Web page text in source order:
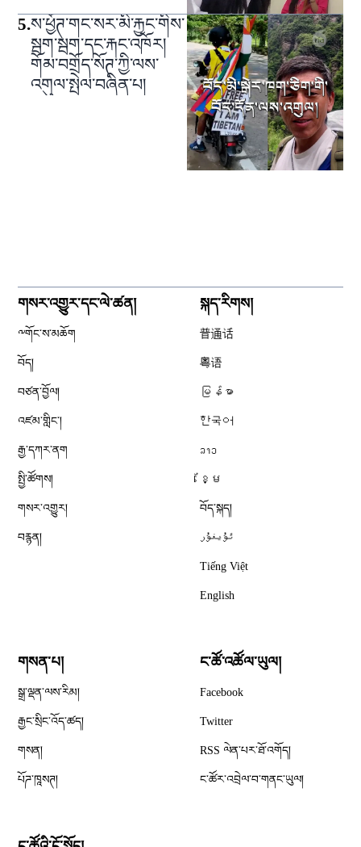
5.ས་ཕྱོཊ་གང་སར་མི་རྐྱང་གིས་
སྦག་སྦག་དང་རྐང་འཁོར།
གོམ་བགྲོད་སོཊ་ཀྱི་ལས་
འགུལ་སྤེལ་བཞིན་པ།
གསར་འགྱུར་དང་ལེ་ཚན།
༸གོང་ས་མཆོག
བོད།
བཙན་བྱོལ།
འཛམ་གླིང༌།
རྒྱ་དཀར་ནག
སྤྱི་ཚོགས།
གསར་འགྱུར།
བརྙན།
སྐད་རིགས།
普通话
粤语
မြန်မာ
한국어
ລາວ
ខ្មែ
བོད་སྐད།
ئۇيغۇر
Tiếng Việt
English
གསན་པ།
སྒྲ་ལྡན་ལས་རིམ།
རྒྱང་སྲིང་འོད་ཚད།
གསན།
པོཌ་ཁཱསཊ།
ང་ཚོ་འཚོལ་ཡུལ།
Facebook
Twitter
RSS ལེན་པར་ཐོ་འགོད།
ང་ཚོར་འབྲེལ་བ་གནང་ཡུལ།